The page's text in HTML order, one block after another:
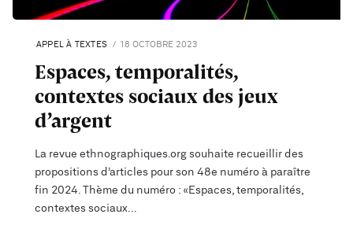
APPEL À TEXTES 18 OCTOBRE 2023
Espaces, temporalités,
contextes sociaux des jeux
d’argent
La revue ethnographiques.org souhaite recueillir des
propositions d’articles pour son 48e numéro à paraître
fin 2024. Thème du numéro : «Espaces, temporalités,
contextes sociaux